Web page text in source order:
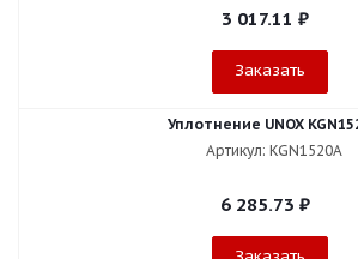
3 017.11 ₽
Заказать
Уплотнение UNOX
Артикул: KGN1520A
6 285.73 ₽